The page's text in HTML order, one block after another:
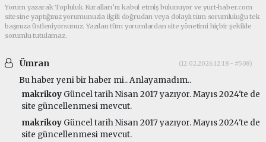
Yorum yazarak Topluluk Kuralları’nı kabul etmiş bulunuyor ve yurt-haber.com
sitesine yaptığınız yorumunuzla ilgili doğrudan veya dolaylı tüm sorumluluğu tek
başınıza üstleniyorsunuz. Yazılan tüm yorumlardan site yönetimi hiçbir şekilde
sorumlu tutulamaz.
Ümran (12.02.2026 12:18 - #508)
Bu haber yeni bir haber mi.. Anlayamadım..
makrikoy Güncel tarih Nisan 2017 yazıyor. Mayıs 2024'te de
site güncellenmesi mevcut.
makrikoy Güncel tarih Nisan 2017 yazıyor. Mayıs 2024'te de
site güncellenmesi mevcut.